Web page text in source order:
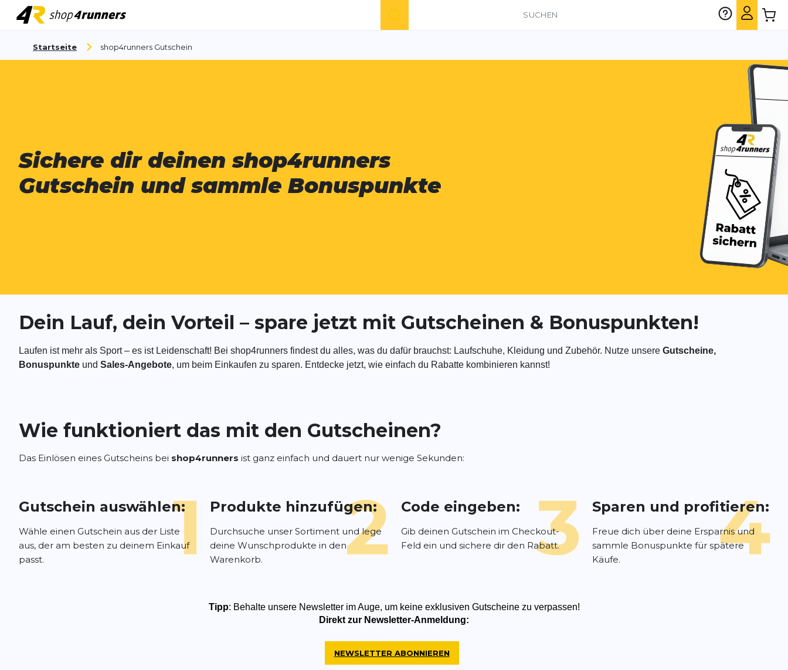
Startseite shop4runners Gutschein
Sichere dir deinen shop4runners
Gutschein und sammle Bonuspunkte
Dein Lauf, dein Vorteil – spare jetzt mit Gutscheinen & Bonuspunkten!
Laufen ist mehr als Sport – es ist Leidenschaft! Bei shop4runners findest du alles, was du dafür brauchst: Laufschuhe, Kleidung und Zubehör. Nutze unsere Gutscheine,
Bonuspunkte und Sales-Angebote, um beim Einkaufen zu sparen. Entdecke jetzt, wie einfach du Rabatte kombinieren kannst!
Wie funktioniert das mit den Gutscheinen?
Das Einlösen eines Gutscheins bei shop4runners ist ganz einfach und dauert nur wenige Sekunden:
Gutschein auswählen:
Wähle einen Gutschein aus der Liste
aus, der am besten zu deinem Einkauf
passt.
Produkte hinzufügen:
Durchsuche unser Sortiment und lege
deine Wunschprodukte in den
Warenkorb.
Code eingeben:
Gib deinen Gutschein im Checkout-
Feld ein und sichere dir den Rabatt.
Sparen und profitieren:
Freue dich über deine Ersparnis und
sammle Bonuspunkte für spätere
Käufe.
Tipp: Behalte unsere Newsletter im Auge, um keine exklusiven Gutscheine zu verpassen!
Direkt zur Newsletter-Anmeldung:
NEWSLETTER ABONNIEREN